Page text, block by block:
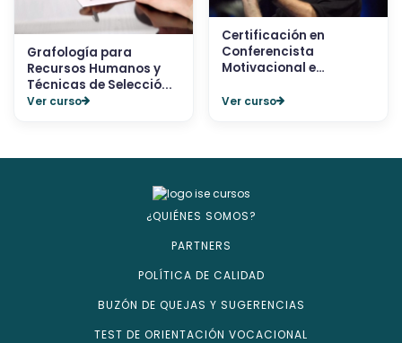
Grafología para
Recursos Humanos y
Técnicas de Selecció...
Ver curso
Certificación en
Conferencista
Motivacional e
Ver curso
¿QUIÉNES SOMOS?
PARTNERS
POLÍTICA DE CALIDAD
BUZÓN DE QUEJAS Y SUGERENCIAS
TEST DE ORIENTACIÓN VOCACIONAL